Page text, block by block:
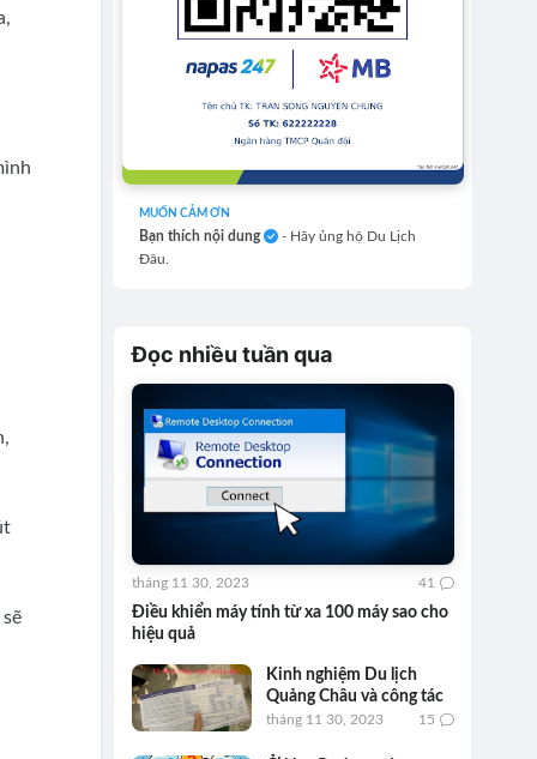
MUỐN CẢM ƠN
Bạn thích nội dung
- Hãy ủng hộ Du Lịch
Đâu.
Đọc nhiều tuần qua
Điều khiển máy tính từ xa 100 máy sao cho
hiệu quả
tháng 11 30, 2023 41
Kinh nghiệm Du lịch
Quảng Châu và công tác
tháng 11 30, 2023 15